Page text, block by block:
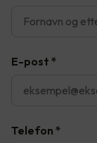
E-post *
Telefon *